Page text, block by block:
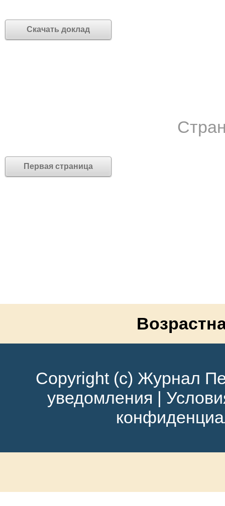
Скачать доклад
Первая страница
Copyright (c) Журнал
уведомления |